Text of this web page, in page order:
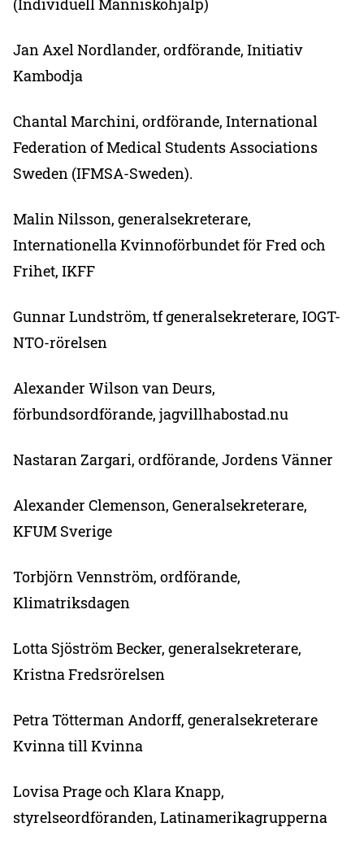
(Individuell Människohjälp)
Jan Axel Nordlander, ordförande, Initiativ
Kambodja
Chantal Marchini, ordförande, International
Federation of Medical Students Associations
Sweden (IFMSA-Sweden).
Malin Nilsson, generalsekreterare,
Internationella Kvinnoförbundet för Fred och
Frihet, IKFF
Gunnar Lundström, tf generalsekreterare, IOGT-
NTO-rörelsen
Alexander Wilson van Deurs,
förbundsordförande, jagvillhabostad.nu
Nastaran Zargari, ordförande, Jordens Vänner
Alexander Clemenson, Generalsekreterare,
KFUM Sverige
Torbjörn Vennström, ordförande,
Klimatriksdagen
Lotta Sjöström Becker, generalsekreterare,
Kristna Fredsrörelsen
Petra Tötterman Andorff, generalsekreterare
Kvinna till Kvinna
Lovisa Prage och Klara Knapp,
styrelseordföranden, Latinamerikagrupperna